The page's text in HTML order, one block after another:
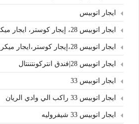
ايجار اتوبيس
ايجار اتوبيس 28، إيجار كوستر، ايجار ميكروباص
ايجار اتوبيس 28،إيجار كوستر،ايجار ميكروباص
ايجار اتوبيس 28|فندق انتركونتننتال
ايجار اتوبيس 33
ايجار اتوبيس 33 راكب الي وادي الريان
ايجار اتوبيس 33 شيفروليه